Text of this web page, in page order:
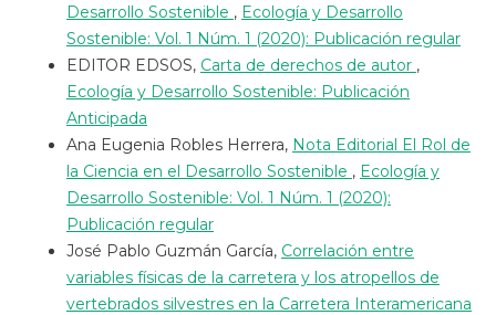
Desarrollo Sostenible , Ecología y Desarrollo
Sostenible: Vol. 1 Núm. 1 (2020): Publicación regular
EDITOR EDSOS, Carta de derechos de autor ,
Ecología y Desarrollo Sostenible: Publicación
Anticipada
Ana Eugenia Robles Herrera, Nota Editorial El Rol de
la Ciencia en el Desarrollo Sostenible , Ecología y
Desarrollo Sostenible: Vol. 1 Núm. 1 (2020):
Publicación regular
José Pablo Guzmán García, Correlación entre
variables físicas de la carretera y los atropellos de
vertebrados silvestres en la Carretera Interamericana